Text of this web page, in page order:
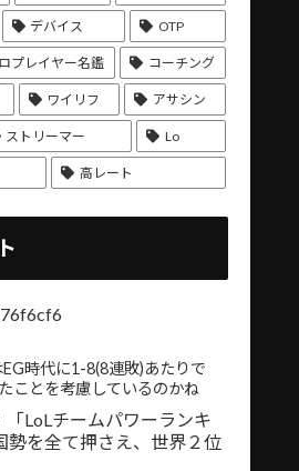
デバイス OTP
プレイヤー名鑑 コーチング
ワイリフ アサシン
ストリーマー Lo
高レート
時代に1-8(8連敗)あたりで
ことを考慮しているのかね
「LoLチームパワーランキ
勢を全て押さえ、世界２位